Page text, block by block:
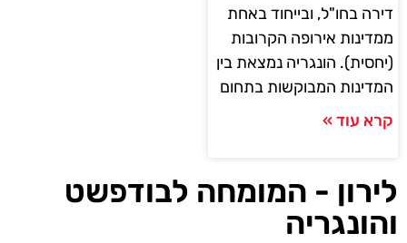
דירה בחו"ל, ובייחוד באחת
ממדינות אירופה הקרובות
(יחסית). הונגריה נמצאת בין
המדינות המבוקשות בתחום
קרא עוד »
לירון - המומחה לבודפשט
והונגריה